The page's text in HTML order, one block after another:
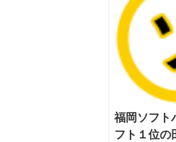
福岡ソフト
フト１位の